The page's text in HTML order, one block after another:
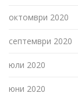
октомври 2020
септември 2020
юли 2020
юни 2020